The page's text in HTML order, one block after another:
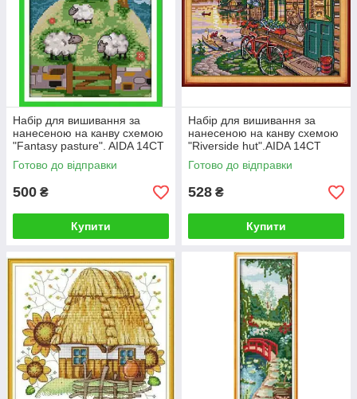
Набір для вишивання за
нанесеною на канву схемою
"Fantasy pasture". AIDA 14CT
printed 22*29 см
Готово до відправки
500 ₴
Купити
Набір для вишивання за
нанесеною на канву схемою
"Riverside hut".AIDA 14CT
printed , 30*21 см
Готово до відправки
528 ₴
Купити